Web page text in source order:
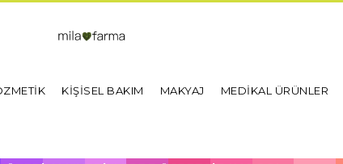
KİŞİSEL BAKIM MAKYAJ MEDİKAL ÜRÜNLER